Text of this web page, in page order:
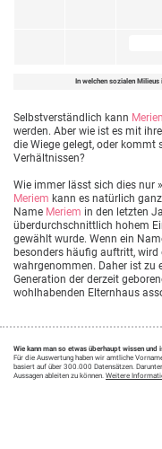
In welchen sozialen
Selbstverständlich kann
werden. Aber wie ist es mit
die Wiege gelegt, oder kommt
Verhältnissen?
Wie immer lässt sich dies nur
Meriem kann es natürlich
Name Meriem in den letzten
überdurchschnittlich hohem
gewählt wurde. Wenn ein
besonders häufig auftritt, wird
wahrgenommen. Daher ist zu
Generation der derzeit
wohlhabenden Elternhaus
Wie kann man so etwas überhaupt wissen
Für die Auswertung haben wir amtliche
basiert auf über 300.000 Datensätzen.
Aussagen ableiten zu können. Weitere